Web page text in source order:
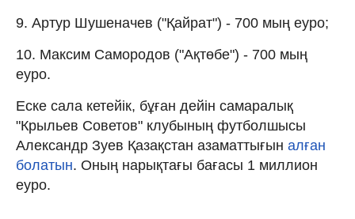
9. Артур Шушеначев ("Қайрат") - 700 мың еуро;
10. Максим Самородов ("Ақтөбе") - 700 мың
еуро.
Еске сала кетейік, бұған дейін самаралық
"Крыльев Советов" клубының футболшысы
Александр Зуев Қазақстан азаматтығын алған
болатын. Оның нарықтағы бағасы 1 миллион
еуро.